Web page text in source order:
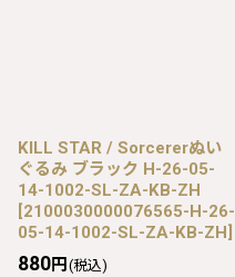
KILL STAR / Sorcererぬい
ぐるみ ブラック H-26-05-
14-1002-SL-ZA-KB-ZH
[2100030000076565-H-26-
05-14-1002-SL-ZA-KB-ZH]
880円 (税込)